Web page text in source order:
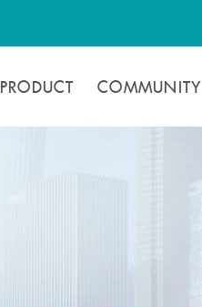
PRODUCT COMMUNITY